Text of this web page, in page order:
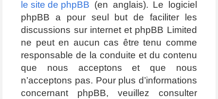
le site de phpBB (en anglais). Le logiciel
phpBB a pour seul but de faciliter les
discussions sur internet et phpBB Limited
ne peut en aucun cas être tenu comme
responsable de la conduite et du contenu
que nous acceptons et que nous
n’acceptons pas. Pour plus d’informations
concernant phpBB, veuillez consulter